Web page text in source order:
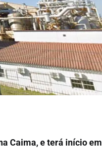
Caima, e terá início em